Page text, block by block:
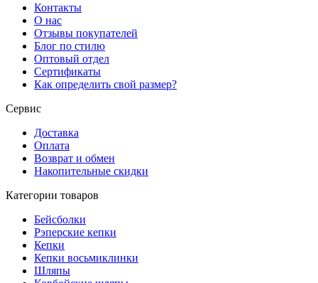
Контакты
О нас
Отзывы покупателей
Блог по стилю
Оптовый отдел
Сертификаты
Как определить свой размер?
Сервис
Доставка
Оплата
Возврат и обмен
Накопительные скидки
Категории товаров
Бейсболки
Рэперские кепки
Кепки
Кепки восьмиклинки
Шляпы